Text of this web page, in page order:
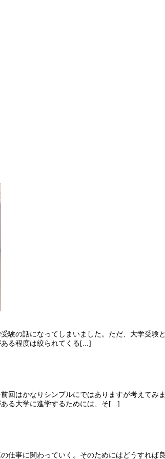
の話になってしまいました。ただ、大学受験
る程度は絞られてくる[...]
回はかなりシンプルにではありますが考えて
る大学に進学するためには、そ[...]
仕事に関わっていく。そのためにはどうすれ